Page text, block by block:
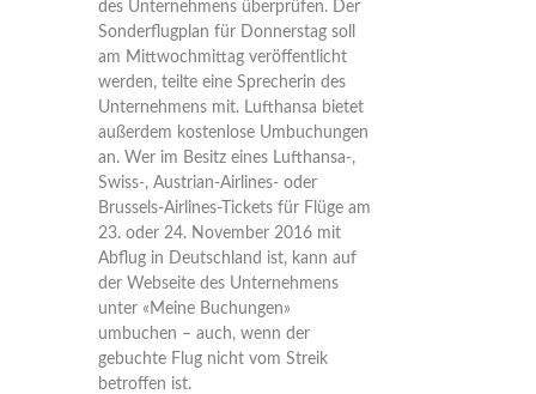
des Unternehmens überprüfen. Der
Sonderflugplan für Donnerstag soll
am Mittwochmittag veröffentlicht
werden, teilte eine Sprecherin des
Unternehmens mit. Lufthansa bietet
außerdem kostenlose Umbuchungen
an. Wer im Besitz eines Lufthansa-,
Swiss-, Austrian-Airlines- oder
Brussels-Airlines-Tickets für Flüge am
23. oder 24. November 2016 mit
Abflug in Deutschland ist, kann auf
der Webseite des Unternehmens
unter «Meine Buchungen»
umbuchen – auch, wenn der
gebuchte Flug nicht vom Streik
betroffen ist.